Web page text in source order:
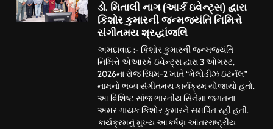
ડો. મિતાલી નાગ (આર્ક ઇવેન્ટ્સ) દ્વારા
કિશોર કુમારની જન્મજયંતિ નિમિત્તે
સંગીતમય શ્રદ્ધાંજલિ
અમદાવાદ :- કિશોર કુમારની જન્મજયંતિ
નિમિત્તે એઆરકે ઇવેન્ટ્સ દ્વારા 3 ઓગસ્ટ,
2026ના રોજ રિધમ-2 ખાતે “મેલોડીઝ ઇટર્નલ”
નામનો ભવ્ય સંગીતમય કાર્યક્રમ યોજાયો હતો.
આ વિશિષ્ટ સાંજ ભારતીય સિનેમા જગતના
અમર ગાયક કિશોર કુમારને સમર્પિત રહી હતી.
કાર્યક્રમનું મુખ્ય આકર્ષણ આંતરરાષ્ટ્રીય